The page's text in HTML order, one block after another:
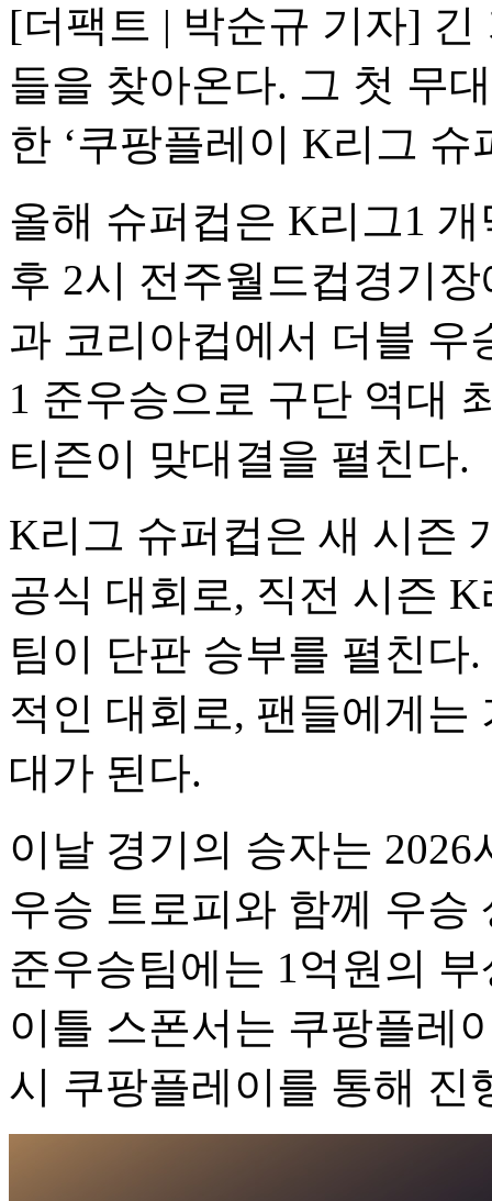
[더팩트 | 박순규 기자]
들을 찾아온다. 그 첫 무
한 ‘쿠팡플레이 K리그 슈
올해 슈퍼컵은 K리그1
후 2시 전주월드컵경기
과 코리아컵에서 더블
1 준우승으로 구단 역대
티즌이 맞대결을 펼친다.
K리그 슈퍼컵은 새 시즌
공식 대회로, 직전 시즌
팀이 단판 승부를 펼친다
적인 대회로, 팬들에게는
대가 된다.
이날 경기의 승자는
우승 트로피와 함께 우승
준우승팀에는 1억원의
이틀 스폰서는 쿠팡플레
시 쿠팡플레이를 통해 진